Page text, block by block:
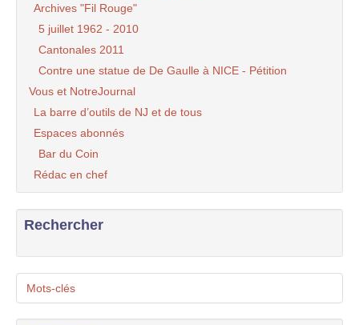
Archives "Fil Rouge"
5 juillet 1962 - 2010
Cantonales 2011
Contre une statue de De Gaulle à NICE - Pétition
Vous et NotreJournal
La barre d’outils de NJ et de tous
Espaces abonnés
Bar du Coin
Rédac en chef
Rechercher
Mots-clés